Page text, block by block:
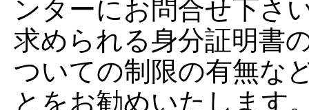
ンターにお問合せ下さ
求められる身分証明書
ついての制限の有無な
とをお勧めいたします